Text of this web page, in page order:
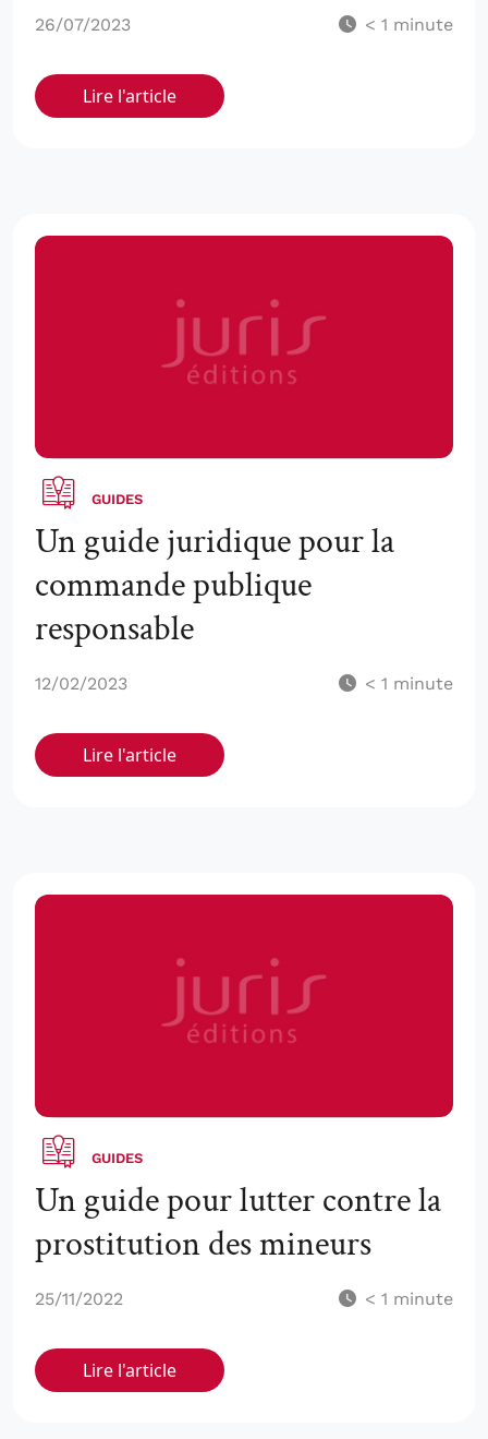
26/07/2023 < 1 minute
Lire l'article
GUIDES
Un guide juridique pour la
commande publique
responsable
12/02/2023 < 1 minute
Lire l'article
GUIDES
Un guide pour lutter contre la
prostitution des mineurs
25/11/2022 < 1 minute
Lire l'article